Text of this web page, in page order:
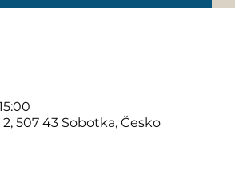
507 43 Sobotka, Česko